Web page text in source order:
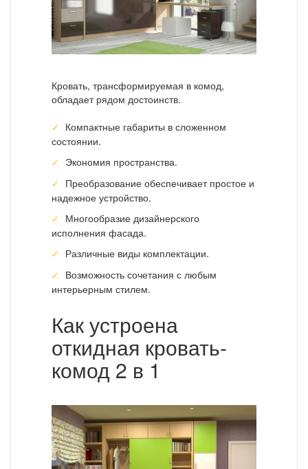
Кровать, трансформируемая в комод,
обладает рядом достоинств.
Компактные габариты в сложенном
состоянии.
Экономия пространства.
Преобразование обеспечивает простое и
надежное устройство.
Многообразие дизайнерского
исполнения фасада.
Различные виды комплектации.
Возможность сочетания с любым
интерьерным стилем.
Как устроена
откидная кровать-
комод 2 в 1